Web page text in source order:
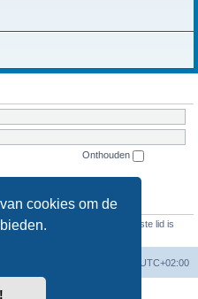
cookies om de
Onthouden
473• Aantal leden
• Ons nieuwste lid is
UTC+02:00
Software © phpBB Limited